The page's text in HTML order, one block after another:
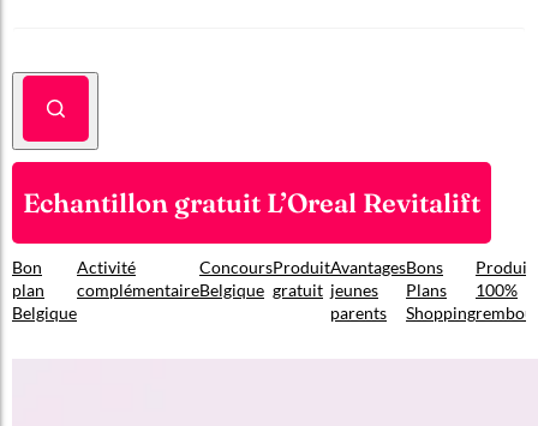
Echantillon gratuit L’Oreal Revitalift
Bon
plan
Belgique
Activité
complémentaire
Concours
Belgique
Produit
gratuit
Avantages
jeunes
parents
Bons
Plans
Shopping
Produit
100%